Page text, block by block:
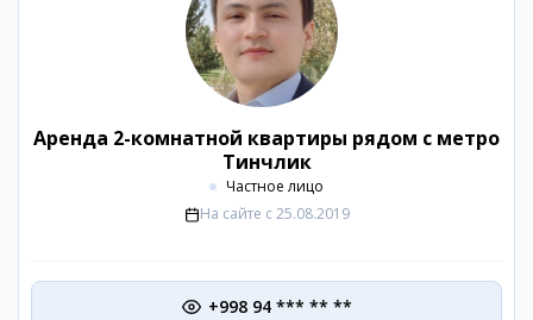
Аренда 2-комнатной квартиры рядом с метро
Тинчлик
Частное лицо
На сайте с 25.08.2019
+998 94 *** ** **